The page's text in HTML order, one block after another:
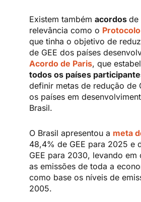
Existem tambémacordosde
relevância como o
que tinha o objetivo de
de GEE dos países
Acordo de Paris, que
todos os países
definir metas de redução de
os países em
Brasil.
O Brasil apresentou a meta
48,4% de GEE para 2025 e
GEE para 2030, levando em
as emissões de toda a
como base os níveis de
2005.